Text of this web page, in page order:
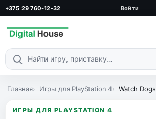
+375 29 760-12-32 Войти
Поиск по каталогу
Главная Игры для PlayStation 4 Watch Dogs
ИГРЫ ДЛЯ PLAYSTATION 4